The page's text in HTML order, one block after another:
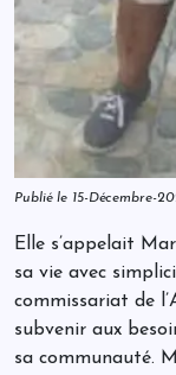
Publié le 15-Décembre-
Elle s’appelait
sa vie avec
commissariat de
subvenir aux
sa communauté.